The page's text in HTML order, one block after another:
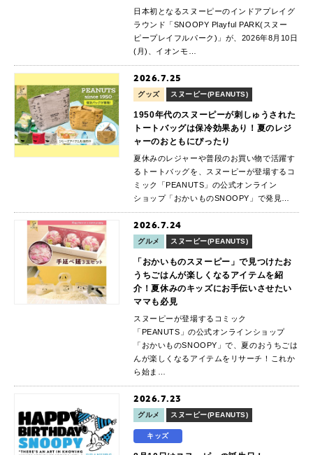
日本初となるスヌーピーのインドアプレイグ
ラウンド「SNOOPY Playful PARK(スヌー
ピープレイフルパーク)」が、2026年8月10日
(月)、イオンモ…
2026.7.25
グッズ スヌーピー(PEANUTS)
1950年代のスヌーピーが刺しゅうされた
トートバッグは保冷効果あり！夏のレジ
ャーのおともにぴったり
夏休みのレジャーや普段のお買い物で活躍す
るトートバッグを、スヌーピーが登場するコ
ミック「PEANUTS」の公式オンライン
ショップ「おかいものSNOOPY」で発見…
2026.7.24
グルメ スヌーピー(PEANUTS)
「おかいものスヌーピー」で見つけたお
うちごはんが楽しくなるアイテムを紹
介！夏休みのキッズにお手伝いさせたい
ママも必見
スヌーピーが登場するコミック
「PEANUTS」の公式オンラインショップ
「おかいものSNOOPY」で、夏のおうちごは
んが楽しくなるアイテムをリサーチ！これか
ら始ま…
2026.7.23
グルメ スヌーピー(PEANUTS)
キッズ